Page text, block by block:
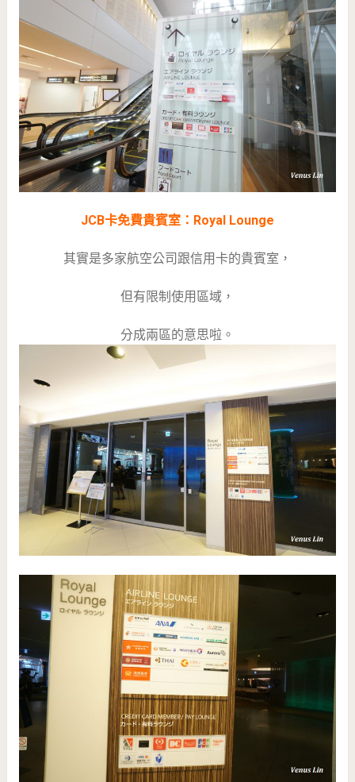
JCB卡免費貴賓室：Royal Lounge
其實是多家航空公司跟信用卡的貴賓室，
但有限制使用區域，
分成兩區的意思啦。